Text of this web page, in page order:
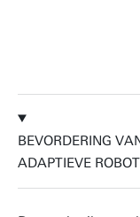
BEVORDERING
ADAPTIEVE